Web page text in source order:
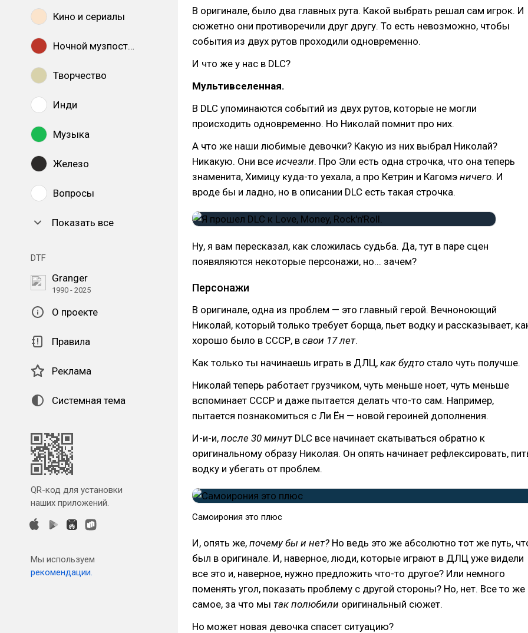
Кино и сериалы
Ночной музпостинг
Творчество
Инди
Музыка
Железо
Вопросы
Показать все
DTF
Granger
1990 - 2025
О проекте
Правила
Реклама
Системная тема
QR-код для установки
наших приложений.
Мы используем
рекомендации.
В оригинале, было два главных рута. Какой выбрать решал сам игрок. И
сюжетно они противоречили друг другу. То есть невозможно, чтобы
события из двух рутов проходили одновременно.
И что же у нас в DLC?
Мультивселенная.
В DLC упоминаются событий из двух рутов, которые не могли
происходить одновременно. Но Николай помнит про них.
А что же наши любимые девочки? Какую из них выбрал Николай?
Никакую. Они все исчезли. Про Эли есть одна строчка, что она теперь
знаменита, Химицу куда-то уехала, а про Кетрин и Кагомэ ничего. И
вроде бы и ладно, но в описании DLC есть такая строчка.
Ну, я вам пересказал, как сложилась судьба. Да, тут в паре сцен
появяляются некоторые персонажи, но... зачем?
Персонажи
В оригинале, одна из проблем — это главный герой. Вечноноющий
Николай, который только требует борща, пьет водку и рассказывает,
хорошо было в СССР, в свои 17 лет.
Как только ты начинаешь играть в ДЛЦ, как будто стало чуть получше.
Николай теперь работает грузчиком, чуть меньше ноет, чуть меньше
вспоминает СССР и даже пытается делать что-то сам. Например,
пытается познакомиться с Ли Ён — новой героиней дополнения.
И-и-и, после 30 минутDLC все начинает скатываться обратно к
оригинальному образу Николая. Он опять начинает рефлексировать,
водку и убегать от проблем.
Самоирония это плюс
И, опять же, почему бы и нет? Но ведь это же абсолютно тот же путь,
был в оригинале. И, наверное, люди, которые играют в ДЛЦ уже видели
все это и, наверное, нужно предложить что-то другое? Или немного
поменять угол, показать проблему с другой стороны? Но, нет. Все то же
самое, за что мы так полюбили оригинальный сюжет.
Но может новая девочка спасет ситуацию?